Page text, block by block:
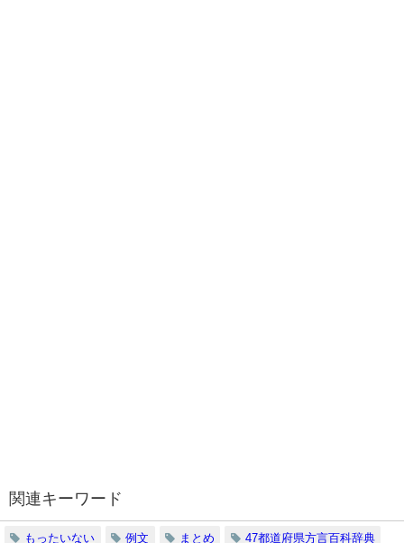
関連キーワード
もったいない 例文 まとめ 47都道府県方言百科辞典